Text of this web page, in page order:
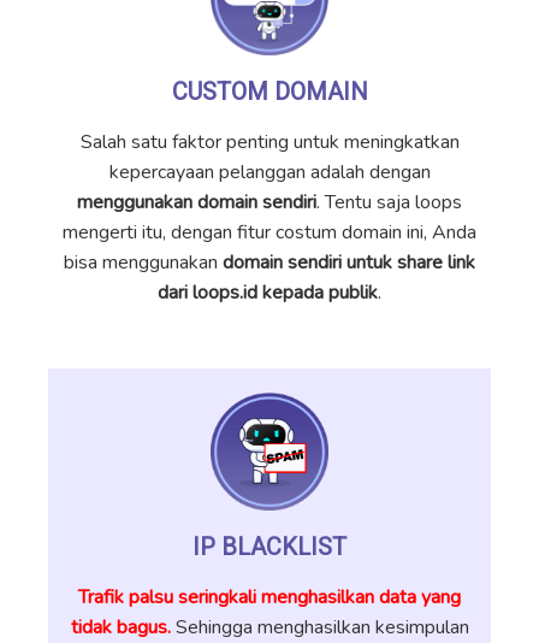
CUSTOM DOMAIN
Salah satu faktor penting untuk meningkatkan
kepercayaan pelanggan adalah dengan
menggunakan domain sendiri. Tentu saja loops
mengerti itu, dengan fitur costum domain ini, Anda
bisa menggunakan domain sendiri untuk share link
dari loops.id kepada publik.
IP BLACKLIST
Trafik palsu seringkali menghasilkan data yang
tidak bagus.Sehingga menghasilkan kesimpulan